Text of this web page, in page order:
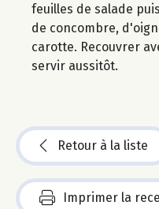
feuilles de salade
de concombre,
carotte. Recouvrer
servir aussitôt.
Retour à la liste
Imprimer la